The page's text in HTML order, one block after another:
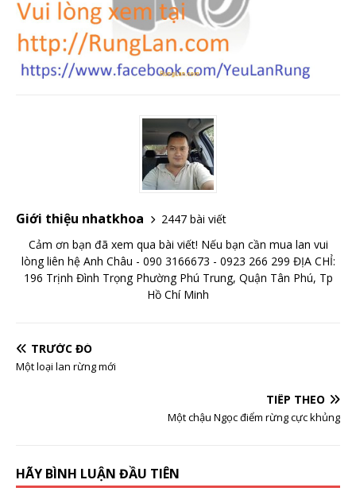
Giới thiệu nhatkhoa
2447 bài viết
Cảm ơn bạn đã xem qua bài viết! Nếu bạn cần mua lan vui
lòng liên hệ Anh Châu - 090 3166673 - 0923 266 299 ĐỊA CHỈ:
196 Trịnh Đình Trọng Phường Phú Trung, Quận Tân Phú, Tp
Hồ Chí Minh
TRƯỚC ĐÓ
Một loại lan rừng mới
TIẾP THEO
Một chậu Ngọc điểm rừng cực khủng
HÃY BÌNH LUẬN ĐẦU TIÊN